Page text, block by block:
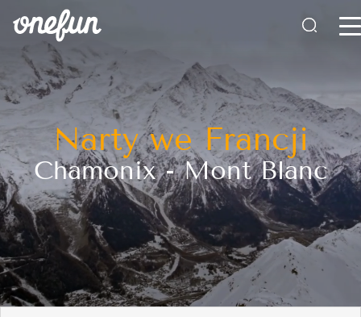
Narty we Francji
Chamonix - Mont Blanc